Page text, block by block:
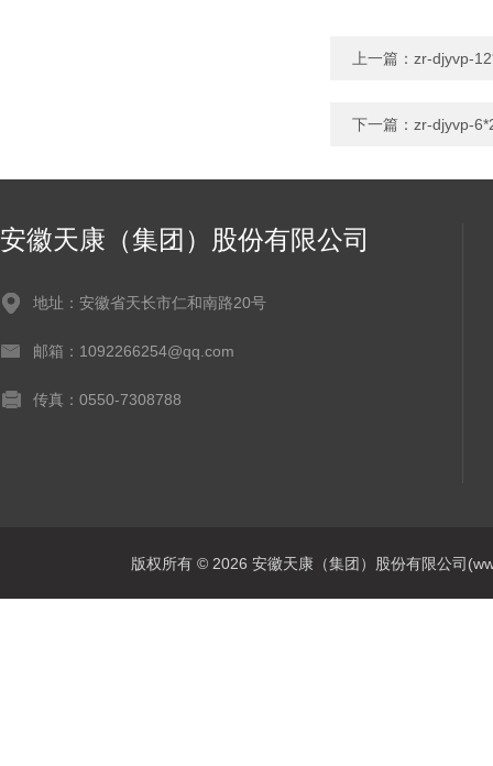
上一篇： zr-djyvp-
下一篇： zr-djyvp-
安徽天康（集团）股份有限公司
地址：安徽省天长市仁和南路20号
邮箱：1092266254@qq.com
传真：0550-7308788
版权所有 © 2026 安徽天康（集团）股份有限公司